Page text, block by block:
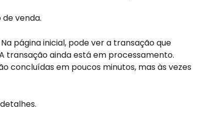
venda.
página inicial, pode ver a transação que
transação ainda está em processamento.
concluídas em poucos minutos, mas às vezes